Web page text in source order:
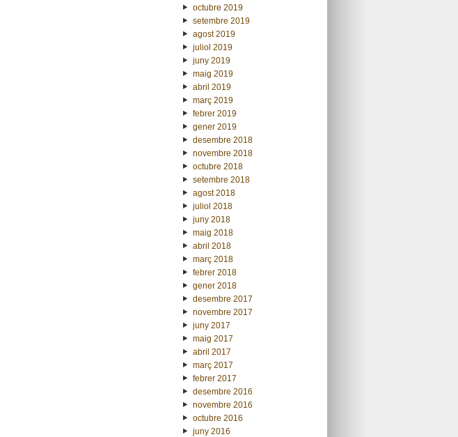
octubre 2019
setembre 2019
agost 2019
juliol 2019
juny 2019
maig 2019
abril 2019
març 2019
febrer 2019
gener 2019
desembre 2018
novembre 2018
octubre 2018
setembre 2018
agost 2018
juliol 2018
juny 2018
maig 2018
abril 2018
març 2018
febrer 2018
gener 2018
desembre 2017
novembre 2017
juny 2017
maig 2017
abril 2017
març 2017
febrer 2017
desembre 2016
novembre 2016
octubre 2016
juny 2016